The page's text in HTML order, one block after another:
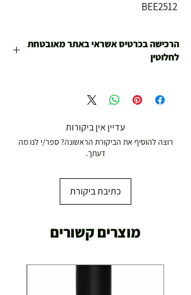
הרכישה בכרטיס אשראי באתר מאובטחת
לחלוטין
ספורט שפועלות משנת 1978 .
כל המוצרים עברו בדיקות איכות של החנות ובכל מקרה
עדיין אין ביקורות
רוצה להוסיף את הביקורת הראשונה? ספר/י לנו מה
דעתך.
כתיבת ביקורת
מוצרים קשורים